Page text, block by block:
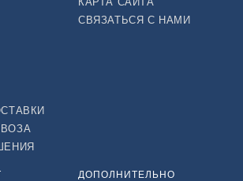
СВЯЗАТЬСЯ С НАМИ
ДОПОЛНИТЕЛЬНО